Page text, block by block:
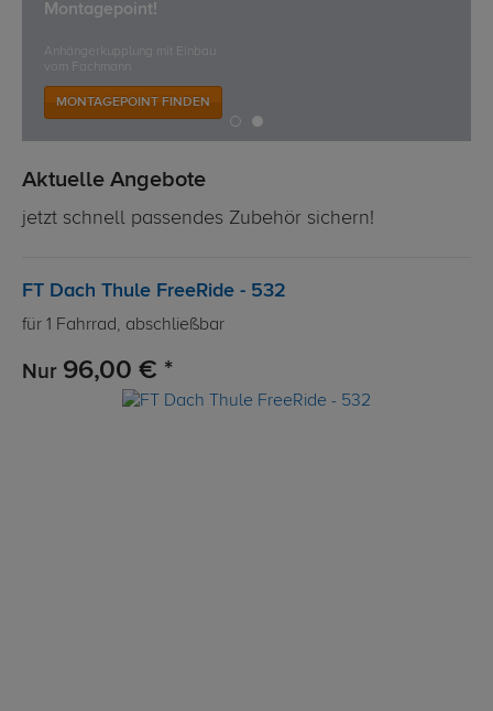
Montagepoint!
Anhängerkupplung mit Einbau
vom Fachmann
MONTAGEPOINT FINDEN
Aktuelle Angebote
jetzt schnell passendes Zubehör sichern!
FT Dach Thule FreeRide - 532
für 1 Fahrrad, abschließbar
Nur 96,00 € *